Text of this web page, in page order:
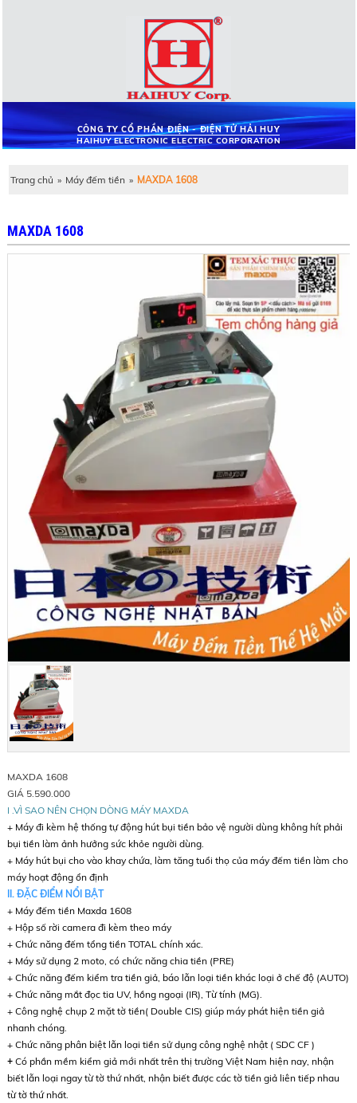
CÔNG TY CỔ PHẦN ĐIỆN - ĐIỆN TỬ HẢI HUY
HAIHUY ELECTRONIC ELECTRIC CORPORATION
Trang chủ » Máy đếm tiền » MAXDA 1608
MAXDA 1608
MAXDA 1608
GIÁ 5.590.000
I .VÌ SAO NÊN CHỌN DÒNG MÁY MAXDA
+ Máy đi kèm hệ thống tự động hút bụi tiền bảo vệ người dùng không hít phải
bụi tiền làm ảnh hưởng sức khỏe người dùng.
+ Máy hút bụi cho vào khay chứa, làm tăng tuổi thọ của máy đếm tiền làm cho
máy hoạt động ổn định
II. ĐẶC ĐIỂM NỔI BẬT
+ Máy đếm tiền Maxda 1608
+ Hộp số rời camera đi kèm theo máy
+ Chức năng đếm tổng tiền TOTAL chính xác.
+ Máy sử dụng 2 moto, có chức năng chia tiền (PRE)
+ Chức năng đếm kiểm tra tiền giả, báo lẫn loại tiền khác loại ở chế độ (AUTO)
+ Chức năng mắt đọc tia UV, hồng ngoại (IR), Từ tính (MG).
+ Công nghệ chụp 2 mặt tờ tiền( Double CIS) giúp máy phát hiện tiền giả
nhanh chóng.
+ Chức năng phân biệt lẫn loại tiền sử dụng công nghệ nhật ( SDC CF )
+ Có phần mềm kiểm giả mới nhất trên thị trường Việt Nam hiện nay, nhận
biết lẫn loại ngay từ tờ thứ nhất, nhận biết được các tờ tiền giả liên tiếp nhau
từ tờ thứ nhất.